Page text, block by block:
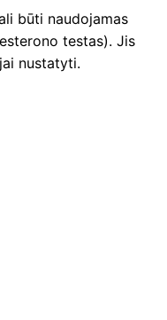
būti naudojamas
testas). Jis
nustatyti.